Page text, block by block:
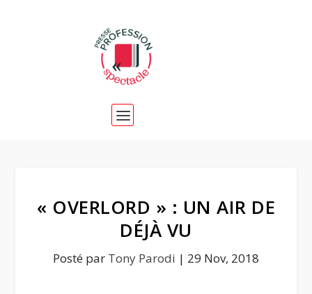
« OVERLORD » : UN AIR DE
DÉJÀ VU
Posté par Tony Parodi | 29 Nov, 2018